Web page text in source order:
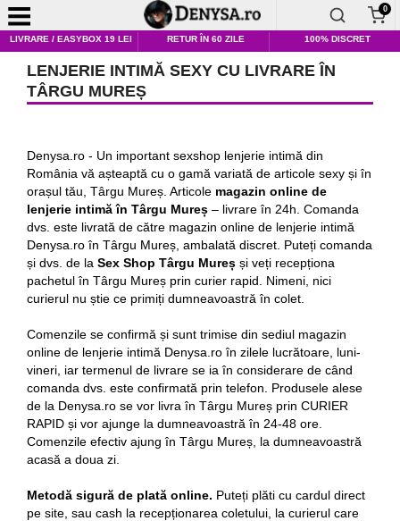
0
LIVRARE / EASYBOX 19 LEI RETUR ÎN 60 ZILE 100% DISCRET
LENJERIE INTIMĂ SEXY CU LIVRARE ÎN
TÂRGU MUREȘ
Denysa.ro - Un important sexshop lenjerie intimă din
România vă așteaptă cu o gamă variată de articole sexy și în
orașul tău, Târgu Mureș. Articole magazin online de
lenjerie intimă în Târgu Mureș – livrare în 24h. Comanda
dvs. este livrată de către magazin online de lenjerie intimă
Denysa.ro în Târgu Mureș, ambalată discret. Puteți comanda
și dvs. de la Sex Shop Târgu Mureș și veți recepționa
pachetul în Târgu Mureș prin curier rapid. Nimeni, nici
curierul nu știe ce primiți dumneavoastră în colet.
Comenzile se confirmă și sunt trimise din sediul magazin
online de lenjerie intimă Denysa.ro în zilele lucrătoare, luni-
vineri, iar termenul de livrare se ia în considerare de când
comanda dvs. este confirmată prin telefon. Produsele alese
de la Denysa.ro se vor livra în Târgu Mureș prin CURIER
RAPID și vor ajunge la dumneavoastră în 24-48 ore.
Comenzile efectiv ajung în Târgu Mureș, la dumneavoastră
acasă a doua zi.
Metodă sigură de plată online. Puteți plăti cu cardul direct
pe site, sau cash la recepționarea coletului, la curierul care